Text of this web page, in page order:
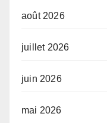
août 2026
juillet 2026
juin 2026
mai 2026